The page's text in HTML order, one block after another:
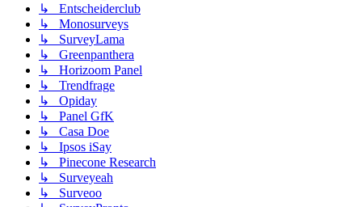
↳ Entscheiderclub
↳ Monosurveys
↳ SurveyLama
↳ Greenpanthera
↳ Horizoom Panel
↳ Trendfrage
↳ Opiday
↳ Panel GfK
↳ Casa Doe
↳ Ipsos iSay
↳ Pinecone Research
↳ Surveyeah
↳ Surveoo